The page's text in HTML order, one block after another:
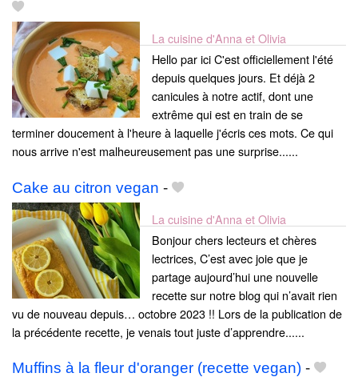
La cuisine d'Anna et Olivia
Hello par ici C'est officiellement l'été
depuis quelques jours. Et déjà 2
canicules à notre actif, dont une
extrême qui est en train de se
terminer doucement à l'heure à laquelle j'écris ces mots. Ce qui
nous arrive n'est malheureusement pas une surprise......
Cake au citron vegan -
La cuisine d'Anna et Olivia
Bonjour chers lecteurs et chères
lectrices, C’est avec joie que je
partage aujourd’hui une nouvelle
recette sur notre blog qui n’avait rien
vu de nouveau depuis… octobre 2023 !! Lors de la publication de
la précédente recette, je venais tout juste d’apprendre......
Muffins à la fleur d'oranger (recette vegan) -